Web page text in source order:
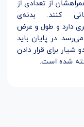
از تعدادی از
کنند. بدنه‌ی
میلی‌متری دارد و طول و عرض
۵۵.۵ میلی‌متر می‌رسد. در پایان باید
برای قرار دادن
شده است.